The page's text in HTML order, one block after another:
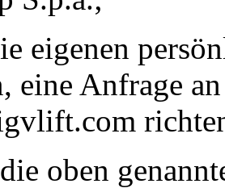
eigenen
eine Anfrage
oben